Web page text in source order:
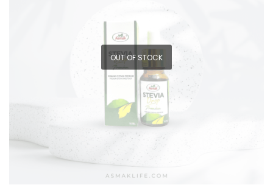
OUT OF STOCK